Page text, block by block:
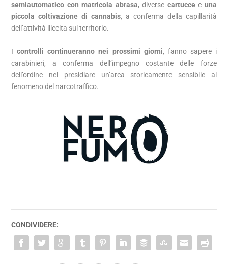
semiautomatico con matricola abrasa, diverse cartuccee una
piccola coltivazione di cannabis, a conferma della capillarità
dell’attività illecita sul territorio.
Icontrolli continueranno nei prossimi giorni, fanno sapere i
carabinieri, a conferma dell’impegno costante delle forze
dell’ordine nel presidiare un’area storicamente sensibile al
fenomeno del narcotraffico.
CONDIVIDERE: